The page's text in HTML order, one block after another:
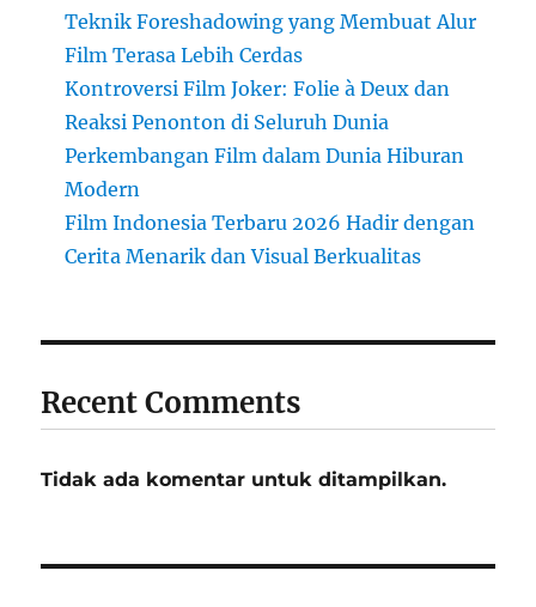
Teknik Foreshadowing yang Membuat Alur
Film Terasa Lebih Cerdas
Kontroversi Film Joker: Folie à Deux dan
Reaksi Penonton di Seluruh Dunia
Perkembangan Film dalam Dunia Hiburan
Modern
Film Indonesia Terbaru 2026 Hadir dengan
Cerita Menarik dan Visual Berkualitas
Recent Comments
Tidak ada komentar untuk ditampilkan.